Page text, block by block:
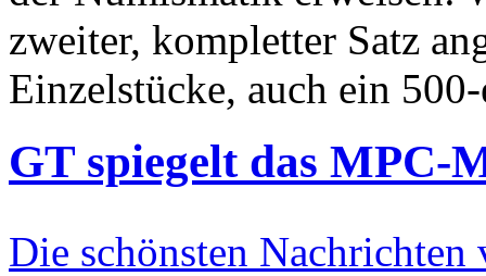
zweiter, kompletter Satz
Einzelstücke, auch ein
GT spiegelt das MPC-
Die schönsten Nachrichten